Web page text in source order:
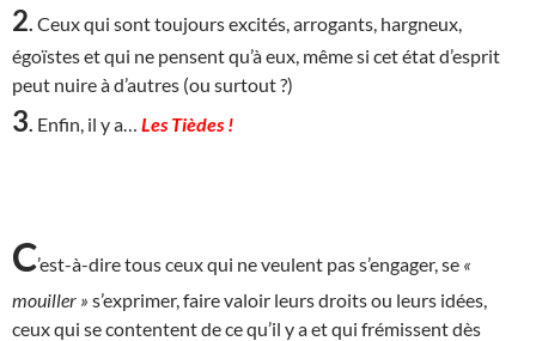
2 Ceux qui sont toujours excités, arrogants, hargneux,
égoïstes et qui ne pensent qu’à eux, même si cet état d’esprit
peut nuire à d’autres (ou surtout ?)
3 Enfin, il y a… Les Tièdes !
C’est-à-dire tous ceux qui ne veulent pas s’engager, se «
mouiller » s’exprimer, faire valoir leurs droits ou leurs idées,
ceux qui se contentent de ce qu’il y a et qui frémissent dès